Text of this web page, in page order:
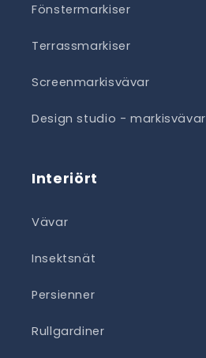
Fönstermarkiser
Terrassmarkiser
Screenmarkisvävar
Design studio - markisvävar
Interiört
Vävar
Insektsnät
Persienner
Rullgardiner